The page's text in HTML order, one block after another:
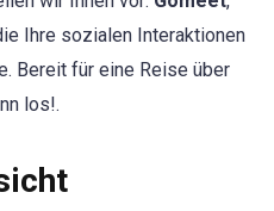
Ihre sozialen Interaktionen
Bereit für eine Reise über
los!.